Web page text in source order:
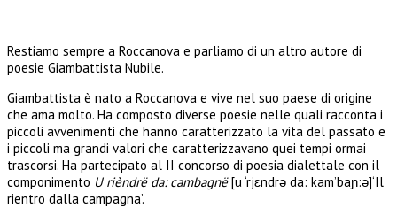
Restiamo sempre a Roccanova e parliamo di un altro autore di
poesie Giambattista Nubile.
Giambattista è nato a Roccanova e vive nel suo paese di origine
che ama molto. Ha composto diverse poesie nelle quali racconta i
piccoli avvenimenti che hanno caratterizzato la vita del passato e
i piccoli ma grandi valori che caratterizzavano quei tempi ormai
trascorsi. Ha partecipato al II concorso di poesia dialettale con il
componimento U rièndrë da: cambagnë[u ‘rjɛndrə da: kam’baɲ:ə]‘Il
rientro dalla campagna’.